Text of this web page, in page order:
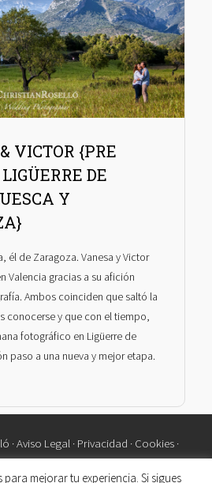
VICTOR {PRE
DE
Y
él de Zaragoza. Vanesa y Victor
Valencia gracias a su afición
Ambos coinciden que saltó la
conocerse y que con el tiempo,
fotográfico en Ligüerre de
paso a una nueva y mejor etapa.
·Aviso Legal· Privacidad · Cookies·
mejorar tu experiencia. Si sigues